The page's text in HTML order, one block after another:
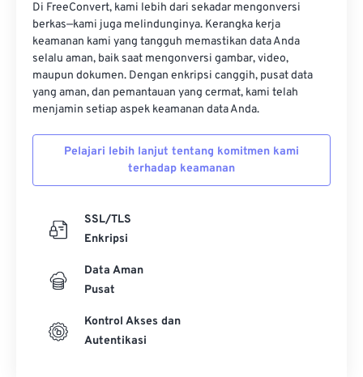
Di FreeConvert, kami lebih dari sekadar mengonversi
berkas—kami juga melindunginya. Kerangka kerja
keamanan kami yang tangguh memastikan data Anda
selalu aman, baik saat mengonversi gambar, video,
maupun dokumen. Dengan enkripsi canggih, pusat data
yang aman, dan pemantauan yang cermat, kami telah
menjamin setiap aspek keamanan data Anda.
Pelajari lebih lanjut tentang komitmen kami
terhadap keamanan
SSL/TLS
Enkripsi
Data Aman
Pusat
Kontrol Akses dan
Autentikasi